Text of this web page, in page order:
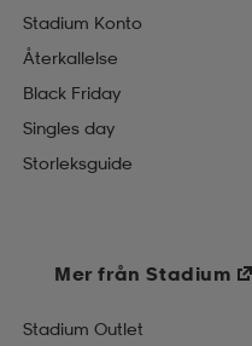
Stadium Konto
Återkallelse
Black Friday
Singles day
Storleksguide
Mer från Stadium
Stadium Outlet